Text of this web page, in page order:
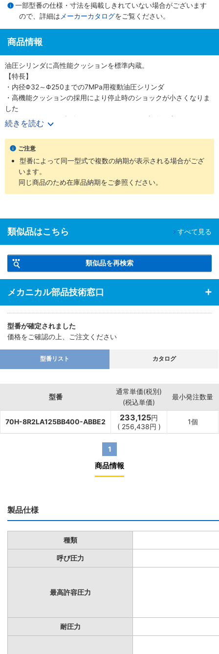
一部型番の仕様・寸法を掲載しきれていない場合がございます
ので、詳細は メーカーカタログをご覧ください。
商品情報
油圧シリンダに高性能クッションを標準内蔵。
【特長】
・内径Φ32～Φ250までの7MPa用複動油圧シリンダ
・高機能クッションの採用により停止時のショックが小さくなりま
した
・クッションバルブの採用により、クッション調整が容易になりま
した
・クッションバルブは、安全対策として、抜け止め機構、およびゆ
るみ止め用ロックナットを採用しました
・バリエーション豊富かつ保全性を良くした、小形スイッチを標準
化しました
続きを読む
ご注意
型番によって同一型式で複数の納期が表示される場合がござ
います。
同じ商品のため在庫品納期をご参照ください。
類似品はこちら すべて見る
類似品を再検索
メカニカル部品技術窓口
型番が確定されました
価格をご確認の上、ご注文ください
型番リスト カタログ
型番
通常単価(税別)
(税込単価)
最小発注数量
70H-8R2LA125BB400-ABBE2 233,125円
( 256,438円 )
1個
1
商品情報
製品仕様
種類
呼び圧力
最高許容圧力
耐圧力